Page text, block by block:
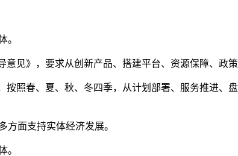
。
见》，要求从创新产品、搭建平台、资源保障、政
按照春、夏、秋、冬四季，从计划部署、服务推进
方面支持实体经济发展。
。